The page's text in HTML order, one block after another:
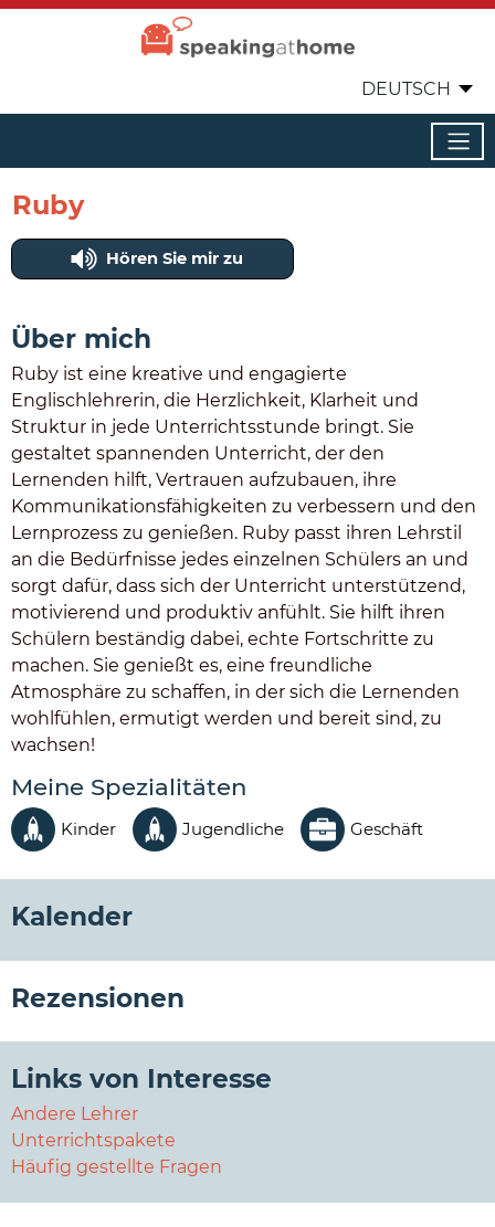
DEUTSCH
Ruby
Hören Sie mir zu
Über mich
Ruby ist eine kreative und engagierte
Englischlehrerin, die Herzlichkeit, Klarheit und
Struktur in jede Unterrichtsstunde bringt. Sie
gestaltet spannenden Unterricht, der den
Lernenden hilft, Vertrauen aufzubauen, ihre
Kommunikationsfähigkeiten zu verbessern und den
Lernprozess zu genießen. Ruby passt ihren Lehrstil
an die Bedürfnisse jedes einzelnen Schülers an und
sorgt dafür, dass sich der Unterricht unterstützend,
motivierend und produktiv anfühlt. Sie hilft ihren
Schülern beständig dabei, echte Fortschritte zu
machen. Sie genießt es, eine freundliche
Atmosphäre zu schaffen, in der sich die Lernenden
wohlfühlen, ermutigt werden und bereit sind, zu
wachsen!
Meine Spezialitäten
Kinder Jugendliche Geschäft
Kalender
Rezensionen
Links von Interesse
Andere Lehrer
Unterrichtspakete
Häufig gestellte Fragen